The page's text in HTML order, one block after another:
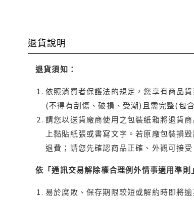
退貨說明
退貨須知：
依照消費者保護法的規定，您享有商品
(不得有刮傷、破損、受潮)且需完整(包
請您以送貨廠商使用之包裝紙箱將退貨
上黏貼紙張或書寫文字。若原廠包裝損
退費；請您先確認商品正確、外觀可接
依「通訊交易解除權合理例外情事適用準
易於腐敗、保存期限較短或解約時即將